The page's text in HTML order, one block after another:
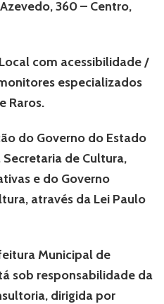
360 – Centro,
com acessibilidade /
especializados
Raros.
do Governo do Estado
de Cultura,
e do Governo
através da Lei Paulo
Municipal de
sob responsabilidade da
dirigida por